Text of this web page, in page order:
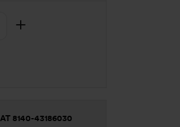
AT 8140-43186030